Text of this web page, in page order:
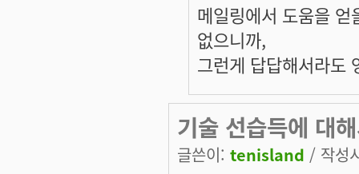
메일링에서 도움을
없으니까,
그런게 답답해서라도
기술 선습득에 대
글쓴이: tenisland / 작성